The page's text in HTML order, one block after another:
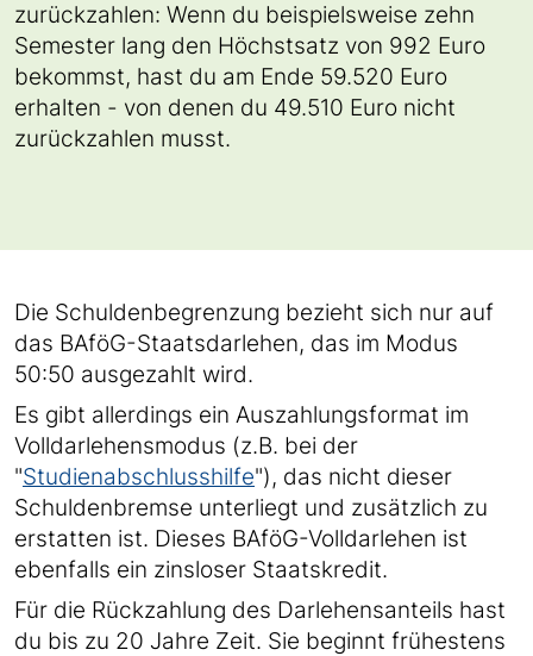
zurückzahlen: Wenn du beispielsweise zehn
Semester lang den Höchstsatz von 992 Euro
bekommst, hast du am Ende 59.520 Euro
erhalten - von denen du 49.510 Euro nicht
zurückzahlen musst.
Die Schuldenbegrenzung bezieht sich nur auf
das BAföG-Staatsdarlehen, das im Modus
50:50 ausgezahlt wird.
Es gibt allerdings ein Auszahlungsformat im
Volldarlehensmodus (z.B. bei der
"Studienabschlusshilfe"), das nicht dieser
Schuldenbremse unterliegt und zusätzlich zu
erstatten ist. Dieses BAföG-Volldarlehen ist
ebenfalls ein zinsloser Staatskredit.
Für die Rückzahlung des Darlehensanteils hast
du bis zu 20 Jahre Zeit. Sie beginnt frühestens